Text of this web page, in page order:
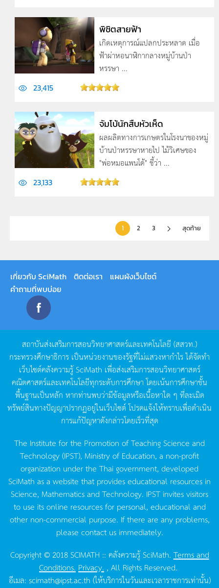
พิชิตสายฟ้า
เกิดเหตุการณ์แปลกประหลาด เมื่อ
ฟ้าผ่าหอนาฬิกากลางหมู่บ้านป่า
หรรษา ...
23,415
จัมโบ้นักสืบหัวเห็ด
ผลผลิตทางการเกษตรในโรงนาของหมู่
บ้านป่าหร­รษาหายไป ไม้วิเศษของ
"พ่อหมอแพนโด้" ชี้ว่า ...
23,133
1 2 3 สุดท้าย
เกี่ยวกับ SciMath ติดต่อเรา
แผนผังเว็บไซต์
คำถามที่พบบ่อย
สถาบันส่งเสริมการสอนวิทยาศาสตร์และเทคโนโลยี (สสวท.)
กระทรวงศึกษาธิการ เป็นหน่วยงานของรัฐที่ไม่แสวงหากำไรได้จัดทำ
เว็บไซต์คลังความรู้SciMath เพื่อส่งเสริมการสอนวิทยาศาสตร์
คณิตศาสตร์และเทคโนโลยีทุกระดับการศึกษา โดยเน้นการศึกษาขั้น
พื้นฐานเป็นหลัก หากท่านพบว่ามีข้อมูลหรือเนื้อหาใด ๆ ที่ละเมิด
ทรัพย์สินทางปัญญาปรากฏอยู่ในเว็บไซต์โปรดแจ้งให้ทราบเพื่อดำเนิน
การแก้ปัญหาดังกล่าวโดยเร็วที่สุด
The Institute for the Promotion of Teaching Science and
Technology (IPST), Ministry of Education, a non-profit
organization under the Thai government, developed
SciMath as a website that provides educational resources in
Science, Mathematics and Technology. IPST invites visitors
to use its online resources for personal, educational and
other non-commercial purpose. If there are any problems,
please contact us immediately.
Copyright © 2018 SCIMATH :: คลังความรู้ SciMath.Terms and
Conditions. Privacy. , All Rights Reserved.
อีเมล: scimath@ipst.ac.th (ให้บริการในวันและเวลาราชการเท่านั้น)